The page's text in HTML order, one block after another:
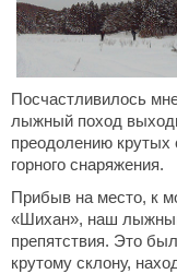
Посчастливилось
лыжный поход
преодолению
горного снаряжения.
Прибыв на место, к
«Шихан», наш
препятствия. Это
крутому склону,